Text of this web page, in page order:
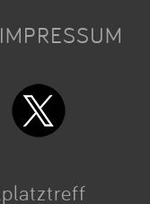
IMPRESSUM